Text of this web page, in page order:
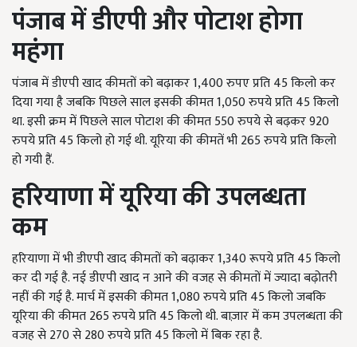
पंजाब में डीएपी और पोटाश होगा
महंगा
पंजाब में डीएपी खाद कीमतों को बढ़ाकर 1,400 रुपए प्रति 45 किलो कर
दिया गया है जबकि पिछले साल इसकी कीमत 1,050 रुपये प्रति 45 किलो
था. इसी क्रम में पिछले साल पोटाश की कीमत 550 रुपये से बढ़कर 920
रुपये प्रति 45 किलो हो गई थी. यूरिया की कीमतें भी 265 रुपये प्रति किलो
हो गयी हैं.
हरियाणा में यूरिया की उपलब्धता
कम
हरियाणा में भी डीएपी खाद कीमतों को बढ़ाकर 1,340 रूपये प्रति 45 किलो
कर दी गई है. नई डीएपी खाद न आने की वजह से कीमतों में ज्यादा बढ़ोतरी
नहीं की गई है. मार्च में इसकी कीमत 1,080 रुपये प्रति 45 किलो जबकि
यूरिया की कीमत 265 रुपये प्रति 45 किलो थी. बाज़ार में कम उपलब्धता की
वजह से 270 से 280 रुपये प्रति 45 किलो में बिक रहा है.